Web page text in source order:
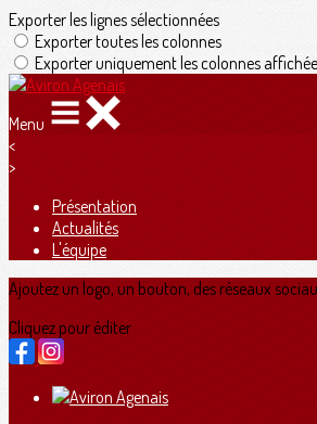
Exporter les lignes sélectionnées
Exporter toutes les colonnes
Exporter uniquement les colonnes
Menu
<
>
Présentation
Actualités
L'équipe
Ajoutez un logo, un bouton, des réseaux
Cliquez pour éditer